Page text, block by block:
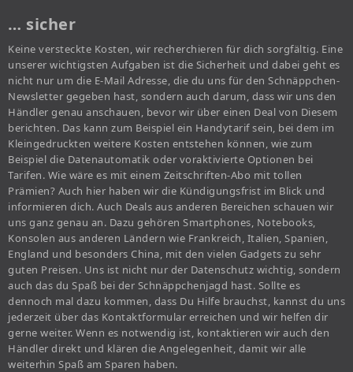
… sicher
Keine versteckte Kosten, wir recherchieren für dich sorgfältig. Eine
unserer wichtigsten Aufgaben ist die Sicherheit und dabei geht es
nicht nur um die E-Mail Adresse, die du uns für den Schnäppchen-
Newsletter gegeben hast, sondern auch darum, dass wir uns den
Händler genau anschauen, bevor wir über einen Deal von Diesem
berichten. Das kann zum Beispiel ein Handytarif sein, bei dem im
Kleingedruckten weitere Kosten entstehen können, wie zum
Beispiel die Datenautomatik oder voraktivierte Optionen bei
Tarifen. Wie wäre es mit einem Zeitschriften-Abo mit tollen
Prämien? Auch hier haben wir die Kündigungsfrist im Blick und
informieren dich. Auch Deals aus anderen Bereichen schauen wir
uns ganz genau an. Dazu gehören Smartphones, Notebooks,
Konsolen aus anderen Ländern wie Frankreich, Italien, Spanien,
England und besonders China, mit den vielen Gadgets zu sehr
guten Preisen. Uns ist nicht nur der Datenschutz wichtig, sondern
auch das du Spaß bei der Schnäppchenjagd hast. Sollte es
dennoch mal dazu kommen, dass Du Hilfe brauchst, kannst du uns
jederzeit über das Kontaktformular erreichen und wir helfen dir
gerne weiter. Wenn es notwendig ist, kontaktieren wir auch den
Händler direkt und klären die Angelegenheit, damit wir alle
weiterhin Spaß am Sparen haben.